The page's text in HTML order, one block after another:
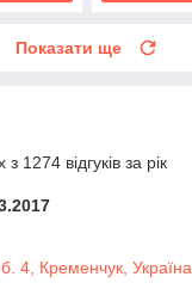
Показати ще
1274 відгуків за рік
4, Кременчук, Україна